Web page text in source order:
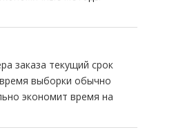
заказа текущий срок
выборки обычно
экономит время на
чем 20-летним
долгосрочных